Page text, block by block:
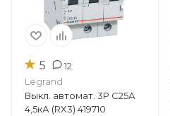
★ 5 12
Legrand
Выкл. автомат. 3Р С25А
4,5кА (RX3) 419710